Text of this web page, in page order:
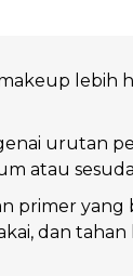
lebih
urutan
atau
primer yang
dan tahan